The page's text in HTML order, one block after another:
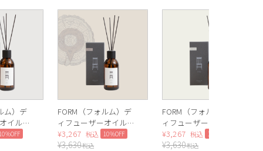
ム）デ
イル
10%OFF
FORM（フォルム）デ
ィフューザーオイル
200ml（Woody）
¥3,267 税込 10%OFF
¥3,630税込
FORM（フォルム）デ
ィフューザーオイル
200ml（White Floral）
¥3,267 税込 10%OFF
¥3,630税込